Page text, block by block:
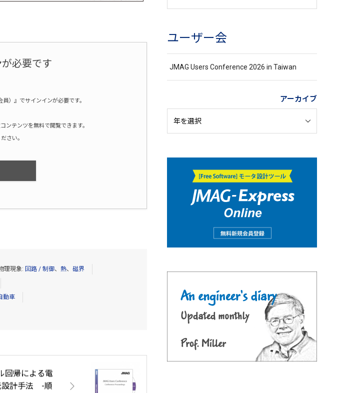
が必要です
）』でサインインが必要です。
ンテンツを無料で閲覧できます。
さい。
理現象: 回路 / 制御、 熱、 磁界
動車
回帰による電
設計手法 -順
ユーザー会
JMAG Users Conference 2026 in Taiwan
アーカイブ